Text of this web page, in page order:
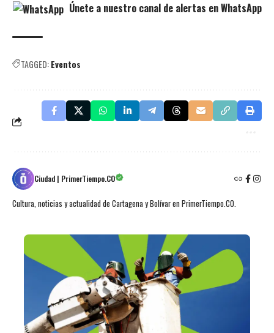
Únete a nuestro canal de alertas en WhatsApp
TAGGED:Eventos
Ciudad | PrimerTiempo.CO
Cultura, noticias y actualidad de Cartagena y Bolívar en PrimerTiempo.CO.